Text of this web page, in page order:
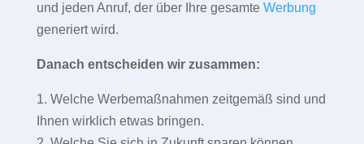
und jeden Anruf, der über Ihre gesamte Werbung
generiert wird.
Danach entscheiden wir zusammen:
1. Welche Werbemaßnahmen zeitgemäß sind und
Ihnen wirklich etwas bringen.